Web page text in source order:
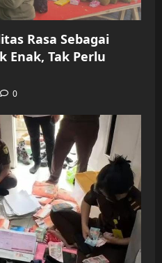
Rasa Sebagai
Enak, Tak Perlu
0